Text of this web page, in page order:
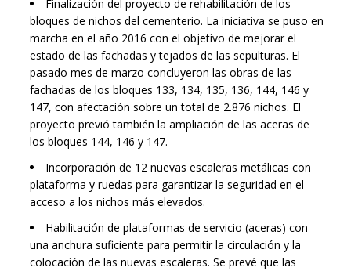
Finalización del proyecto de rehabilitación de los
bloques de nichos del cementerio. La iniciativa se puso en
marcha en el año 2016 con el objetivo de mejorar el
estado de las fachadas y tejados de las sepulturas. El
pasado mes de marzo concluyeron las obras de las
fachadas de los bloques 133, 134, 135, 136, 144, 146 y
147, con afectación sobre un total de 2.876 nichos. El
proyecto previó también la ampliación de las aceras de
los bloques 144, 146 y 147.
Incorporación de 12 nuevas escaleras metálicas con
plataforma y ruedas para garantizar la seguridad en el
acceso a los nichos más elevados.
Habilitación de plataformas de servicio (aceras) con
una anchura suficiente para permitir la circulación y la
colocación de las nuevas escaleras. Se prevé que las